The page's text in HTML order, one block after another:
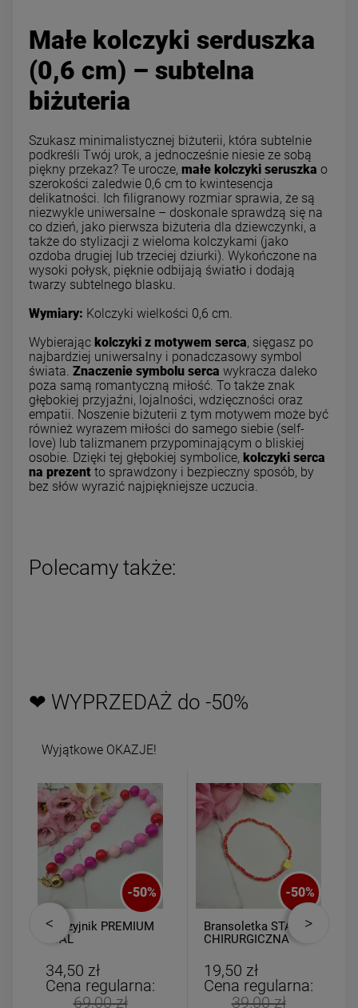
Małe kolczyki serduszka
(0,6 cm) – subtelna
biżuteria
Szukasz minimalistycznej biżuterii, która subtelnie
podkreśli Twój urok, a jednocześnie niesie ze sobą
piękny przekaz? Te urocze, małe kolczyki seruszka o
szerokości zaledwie 0,6 cm to kwintesencja
delikatności. Ich filigranowy rozmiar sprawia, że są
niezwykle uniwersalne – doskonale sprawdzą się na
co dzień, jako pierwsza biżuteria dla dziewczynki, a
także do stylizacji z wieloma kolczykami (jako
ozdoba drugiej lub trzeciej dziurki). Wykończone na
wysoki połysk, pięknie odbijają światło i dodają
twarzy subtelnego blasku.
Wymiary: Kolczyki wielkości 0,6 cm.
Wybierając kolczyki z motywem serca, sięgasz po
najbardziej uniwersalny i ponadczasowy symbol
świata. Znaczenie symbolu serca wykracza daleko
poza samą romantyczną miłość. To także znak
głębokiej przyjaźni, lojalności, wdzięczności oraz
empatii. Noszenie biżuterii z tym motywem może być
również wyrazem miłości do samego siebie (self-
love) lub talizmanem przypominającym o bliskiej
osobie. Dzięki tej głębokiej symbolice, kolczyki serca
na prezent to sprawdzony i bezpieczny sposób, by
bez słów wyrazić najpiękniejsze uczucia.
Polecamy także:
❤ WYPRZEDAŻ do -50%
Wyjątkowe OKAZJE!
-50%
Naszyjnik PREMIUM
STAL
kulki kolorowe
34,50 zł
Cena regularna:
69,00 zł
-50%
Bransoletka STAL
CHIRURGICZNA
czerwone kryształki
złote serce
19,50 zł
Cena regularna:
39,00 zł